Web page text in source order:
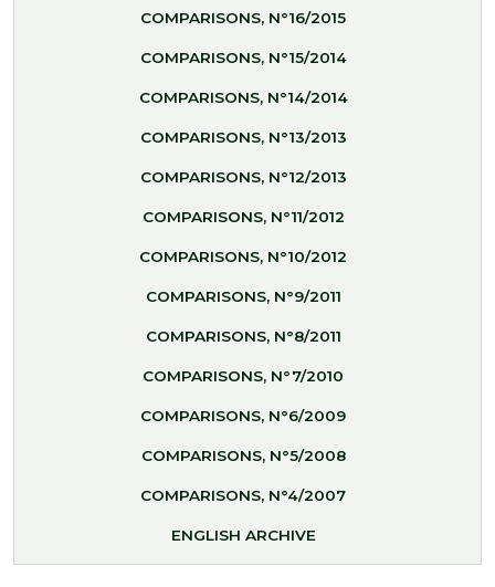
COMPARISONS, N°16/2015
COMPARISONS, N°15/2014
COMPARISONS, N°14/2014
COMPARISONS, N°13/2013
COMPARISONS, N°12/2013
COMPARISONS, N°11/2012
COMPARISONS, N°10/2012
COMPARISONS, N°9/2011
COMPARISONS, N°8/2011
COMPARISONS, N°7/2010
COMPARISONS, N°6/2009
COMPARISONS, N°5/2008
COMPARISONS, N°4/2007
ENGLISH ARCHIVE